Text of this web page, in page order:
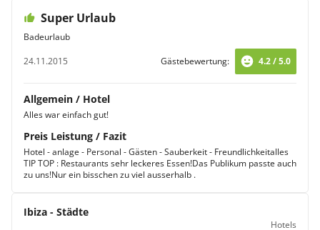
Super Urlaub
Badeurlaub
24.11.2015
Gästebewertung: 4.2 / 5.0
Allgemein / Hotel
Alles war einfach gut!
Preis Leistung / Fazit
Hotel - anlage - Personal - Gästen - Sauberkeit - Freundlichkeitalles
TIP TOP : Restaurants sehr leckeres Essen!Das Publikum passte auch
zu uns!Nur ein bisschen zu viel ausserhalb .
Ibiza - Städte
Hotels